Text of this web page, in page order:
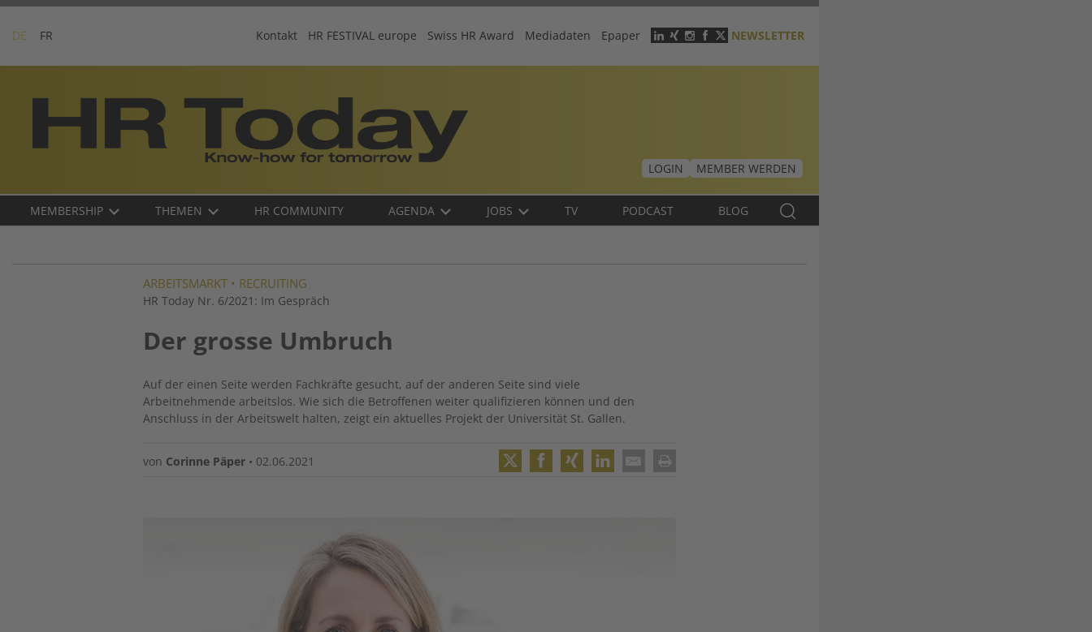
Skip
content
DE FR
Header
menu
Kontakt HR FESTIVAL europe Swiss HR Award Mediadaten Epaper NEWSLETTER
LOGIN
MEMBER WERDEN
Main
DE
MEMBERSHIP THEMEN HR COMMUNITY AGENDA JOBS TV PODCAST BLOG
ARBEITSMARKT • RECRUITING
HR Today Nr. 6/2021: Im Gespräch
Der grosse Umbruch
Auf der einen Seite werden Fachkräfte gesucht, auf der anderen Seite sind viele
Arbeitnehmende arbeitslos. Wie sich die Betroffenen weiter qualifizieren können und den
Anschluss in der Arbeitswelt halten, zeigt ein aktuelles Projekt der Universität St. Gallen.
von Corinne Päper • 02.06.2021